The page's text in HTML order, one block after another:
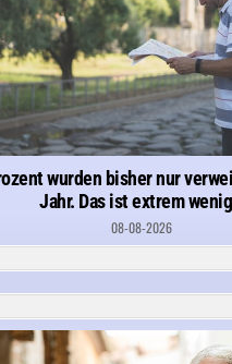
wurden bisher nur
Jahr. Das ist extrem
08-08-2026